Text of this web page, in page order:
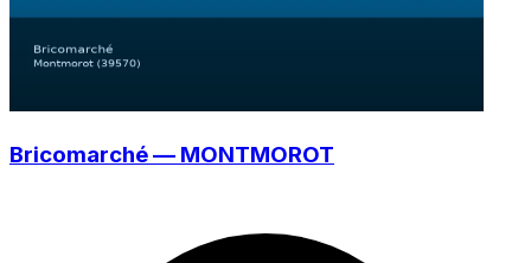
Bricomarché — MONTMOROT